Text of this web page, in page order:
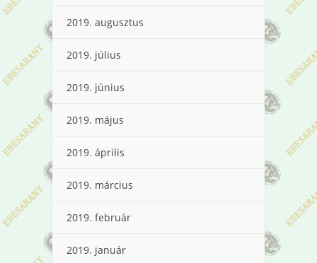
2019. augusztus
2019. július
2019. június
2019. május
2019. április
2019. március
2019. február
2019. január